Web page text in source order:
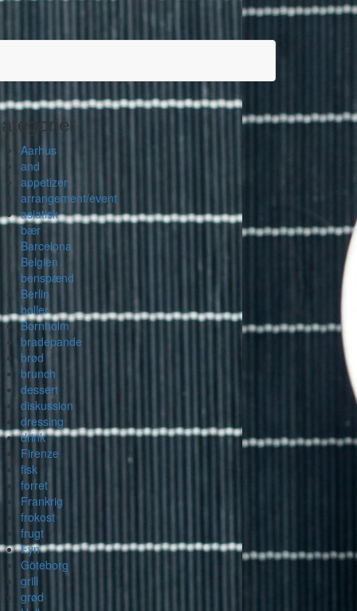
Aarhus
and
appetizer
arrangement/event
asiatisk
bær
Barcelona
Belgien
benspænd
Berlin
boller
Bornholm
bradepande
brød
brunch
dessert
diskussion
dressing
drink
Firenze
fisk
forret
Frankrig
frokost
frugt
Fyn
Göteborg
grill
grød